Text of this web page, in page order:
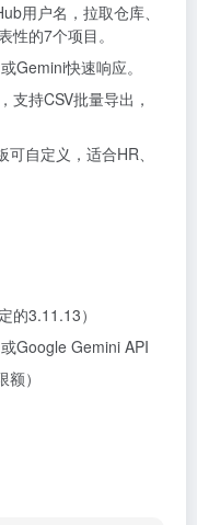
用户名，拉取仓库、
性的7个项目。
Gemini快速响应。
支持CSV批量导出，
可自定义，适合HR、
的3.11.13）
Google Gemini API
）